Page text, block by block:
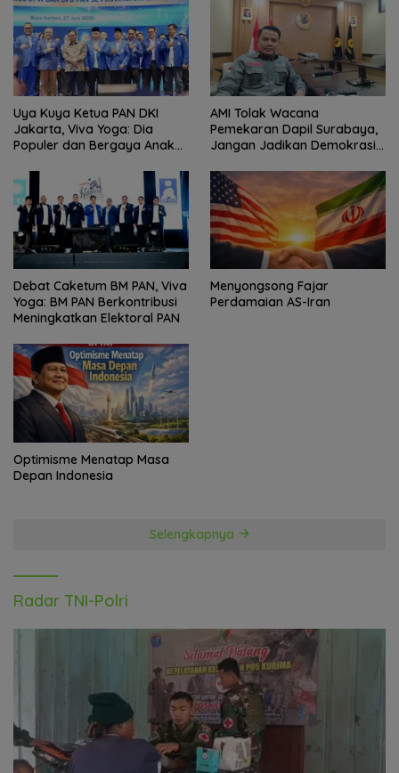
Uya Kuya Ketua PAN DKI
Jakarta, Viva Yoga: Dia
Populer dan Bergaya Anak
AMI Tolak Wacana
Pemekaran Dapil Surabaya,
Jangan Jadikan Demokrasi
Politik
Debat Caketum BM PAN, Viva
Yoga: BM PAN Berkontribusi
Meningkatkan Elektoral PAN
Menyongsong Fajar
Perdamaian AS-Iran
Optimisme Menatap Masa
Depan Indonesia
Selengkapnya
Radar TNI-Polri